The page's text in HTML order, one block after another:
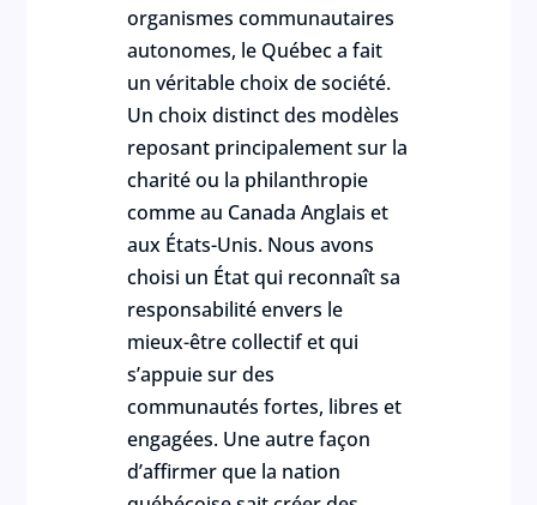
organismes communautaires
autonomes, le Québec a fait
un véritable choix de société.
Un choix distinct des modèles
reposant principalement sur la
charité ou la philanthropie
comme au Canada Anglais et
aux États-Unis. Nous avons
choisi un État qui reconnaît sa
responsabilité envers le
mieux-être collectif et qui
s’appuie sur des
communautés fortes, libres et
engagées. Une autre façon
d’affirmer que la nation